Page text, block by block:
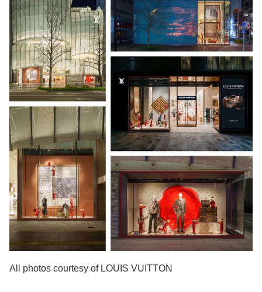
All photos courtesy of LOUIS VUITTON